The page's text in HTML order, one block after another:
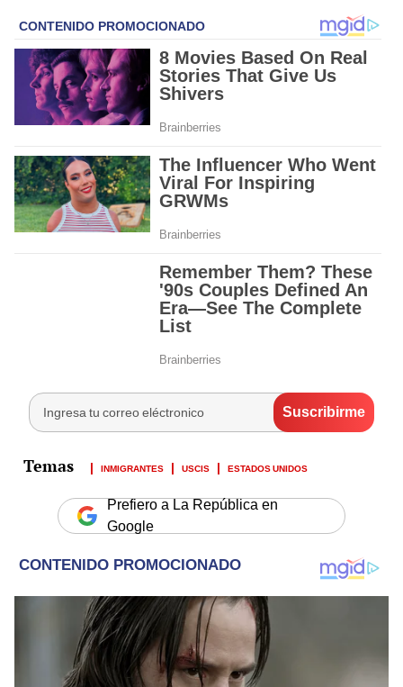
INMIGRANTES USCIS ESTADOS UNIDOS
Prefiero a La República en
Google